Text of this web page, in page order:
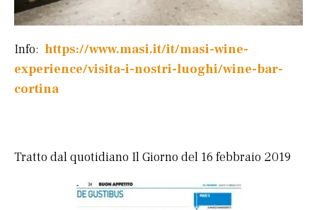
Info: https://www.masi.it/it/masi-wine-
experience/visita-i-nostri-luoghi/wine-bar-
cortina
Tratto dal quotidiano Il Giorno del 16 febbraio 2019